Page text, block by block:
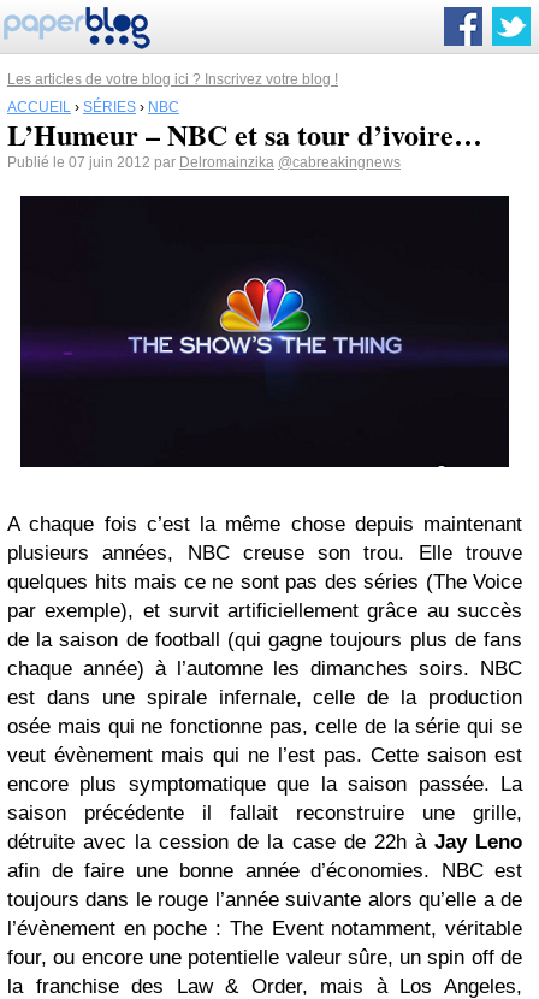
Les articles de votre blog ici ? Inscrivez votre blog !
ACCUEIL › SÉRIES › NBC
L’Humeur – NBC et sa tour d’ivoire…
Publié le 07 juin 2012 par Delromainzika @cabreakingnews
A chaque fois c’est la même chose depuis maintenant
plusieurs années, NBC creuse son trou. Elle trouve
quelques hits mais ce ne sont pas des séries (The Voice
par exemple), et survit artificiellement grâce au succès
de la saison de football (qui gagne toujours plus de fans
chaque année) à l’automne les dimanches soirs. NBC
est dans une spirale infernale, celle de la production
osée mais qui ne fonctionne pas, celle de la série qui se
veut évènement mais qui ne l’est pas. Cette saison est
encore plus symptomatique que la saison passée. La
saison précédente il fallait reconstruire une grille,
détruite avec la cession de la case de 22h à Jay Leno
afin de faire une bonne année d’économies. NBC est
toujours dans le rouge l’année suivante alors qu’elle a de
l’évènement en poche : The Event notamment, véritable
four, ou encore une potentielle valeur sûre, un spin off de
la franchise des Law & Order, mais à Los Angeles,